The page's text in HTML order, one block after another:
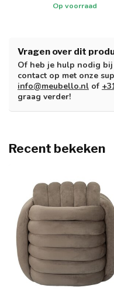
Op voorraad
Vragen over dit
Of heb je hulp nodig
contact op met onze
info@meubello.nl of
graag verder!
Recent bekeken